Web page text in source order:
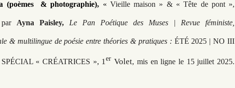
(poèmes & photographie), « Vieille maison » & « Tête de pont »,
Ayna Paisley, Le Pan Poétique des Muses | Revue féministe,
& multilingue de poésie entre théories & pratiques : ÉTÉ 2025 | NO III
« CRÉATRICES », 1erVolet, mis en ligne le 15 juillet 2025.